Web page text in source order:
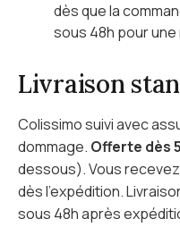
dès que la
sous 48h pour
Livraison
Colissimo suivi avec
dommage. Offerte dès
dessous). Vous
dès l'expédition.
sous 48h après